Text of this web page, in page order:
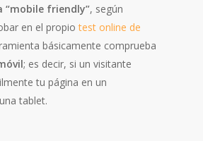
“mobile friendly”, según
en el propiotest online de
básicamente comprueba
; es decir, si un visitante
tu página en un
tablet.